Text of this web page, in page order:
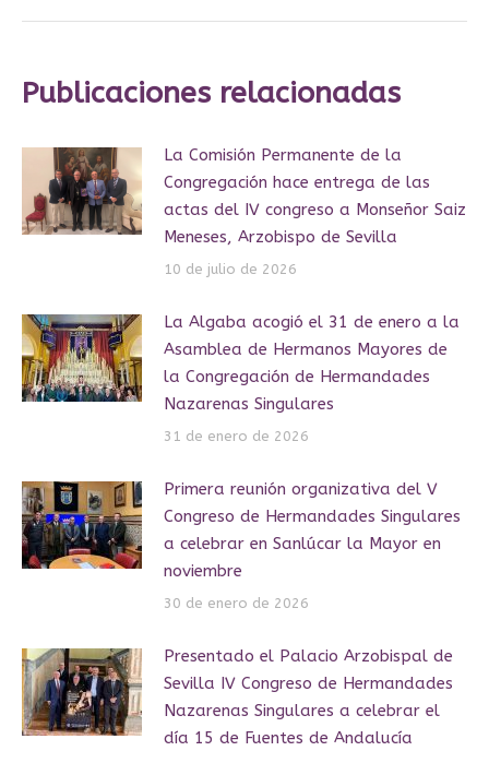
Publicaciones relacionadas
La Comisión Permanente de la
Congregación hace entrega de las
actas del IV congreso a Monseñor Saiz
Meneses, Arzobispo de Sevilla
10 de julio de 2026
La Algaba acogió el 31 de enero a la
Asamblea de Hermanos Mayores de
la Congregación de Hermandades
Nazarenas Singulares
31 de enero de 2026
Primera reunión organizativa del V
Congreso de Hermandades Singulares
a celebrar en Sanlúcar la Mayor en
noviembre
30 de enero de 2026
Presentado el Palacio Arzobispal de
Sevilla IV Congreso de Hermandades
Nazarenas Singulares a celebrar el
día 15 de Fuentes de Andalucía